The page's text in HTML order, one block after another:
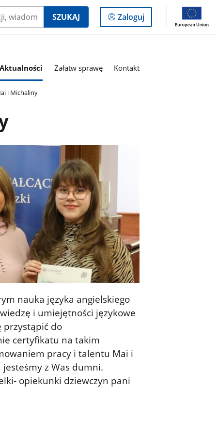
SZUKAJ
Logowanie
do
Zaloguj
Aktualności Załatw sprawę Kontakt
i Michaliny
nauka języka angielskiego
i umiejętności językowe
przystąpić do
certyfikatu na takim
pracy i talentu Mai i
z Was dumni.
opiekunki dziewczyn pani